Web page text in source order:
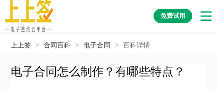
免费试用
上上签 > 合同百科 > 电子合同 > 百科详情
电子合同怎么制作？有哪些特点？